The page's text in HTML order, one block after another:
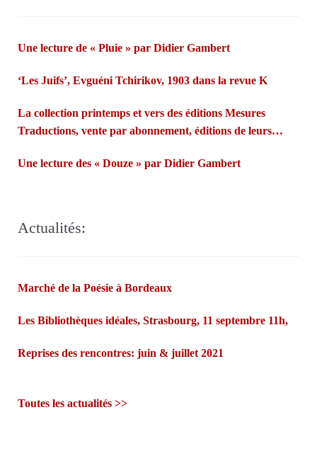
Une lecture de « Pluie » par Didier Gambert
‘Les Juifs’, Evguéni Tchirikov, 1903 dans la revue K
La collection printemps et vers des éditions Mesures
Traductions, vente par abonnement, éditions de leurs
misent sur les fées bretonnes et la confiance des lecteurs.
Une lecture des « Douze » par Didier Gambert
Actualités:
Marché de la Poésie à Bordeaux
Les Bibliothèques idéales, Strasbourg, 11 septembre 11h,
Reprises des rencontres: juin & juillet 2021
Toutes les actualités >>